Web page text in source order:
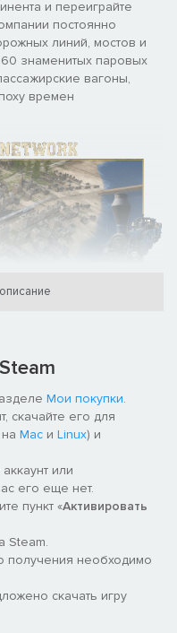
и переиграйте
постоянно
линий, мостов и
знаменитых паровых
вагоны,
времен
конкретным
прокладка путей
решениях, пока вы
и росту городов.
мосты выдерживают
станции
Мои покупки.
скачайте его для
Mac и Linux) и
или
его еще нет.
пункт «Активировать
Steam.
получения необходимо
скачать игру